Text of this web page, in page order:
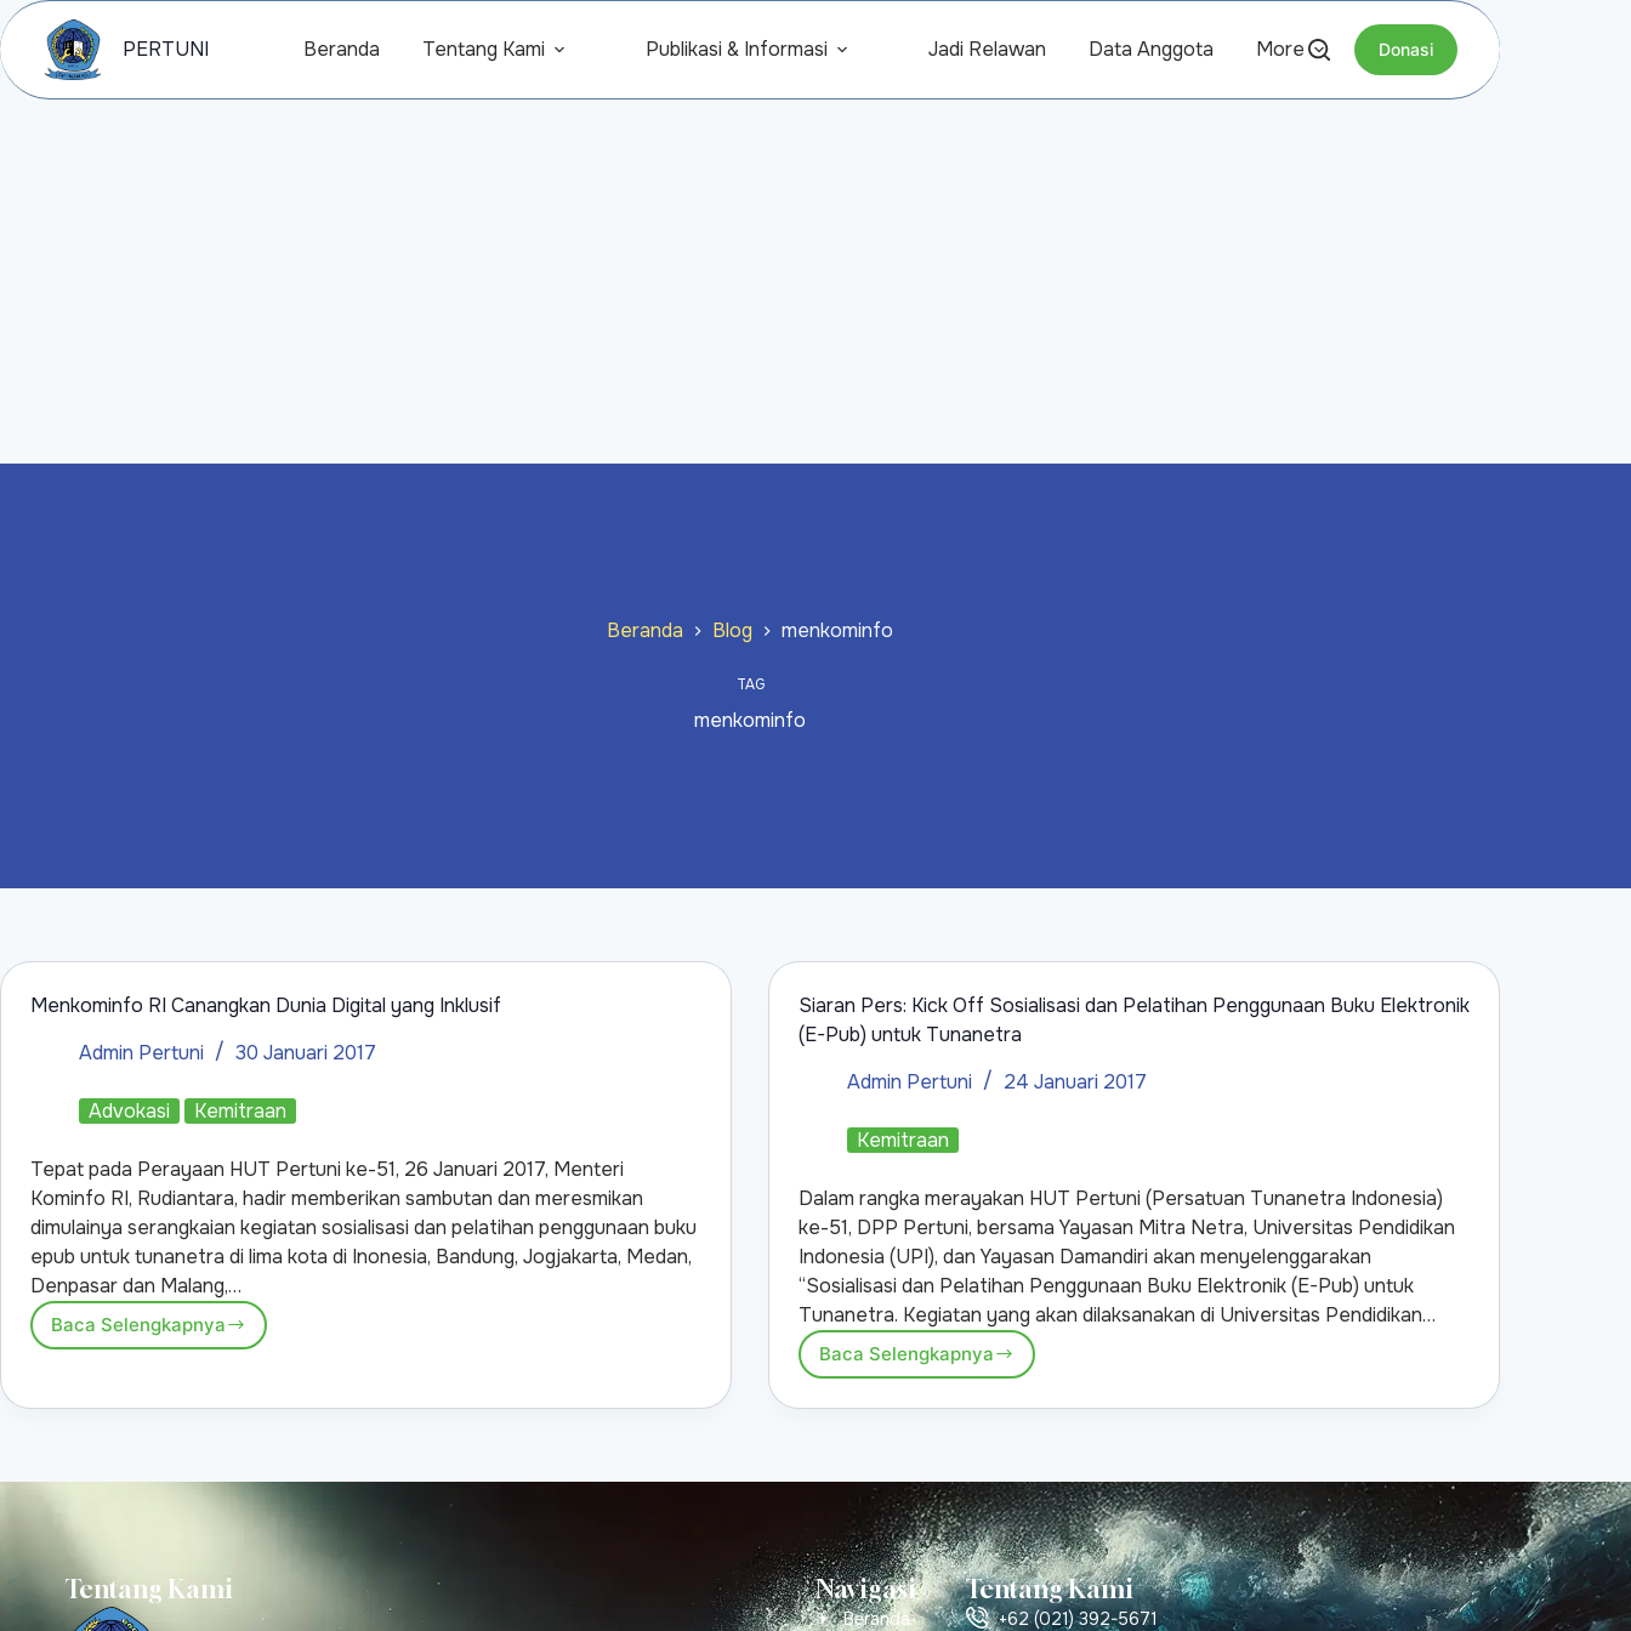
PERTUNI Beranda Tentang Kami Publikasi & Informasi Jadi Relawan Data Anggota More Donasi
Beranda Blog menkominfo
TAG
menkominfo
Menkominfo RI Canangkan Dunia Digital yang Inklusif
Admin Pertuni
30 Januari 2017
Advokasi Kemitraan
Tepat pada Perayaan HUT Pertuni ke-51, 26 Januari 2017, Menteri
Kominfo RI, Rudiantara, hadir memberikan sambutan dan meresmikan
dimulainya serangkaian kegiatan sosialisasi dan pelatihan penggunaan buku
epub untuk tunanetra di lima kota di Inonesia, Bandung, Jogjakarta, Medan,
Denpasar dan Malang,…
Baca Selengkapnya
Siaran Pers: Kick Off Sosialisasi dan Pelatihan Penggunaan Buku Elektronik
(E-Pub) untuk Tunanetra
Admin Pertuni
24 Januari 2017
Kemitraan
Dalam rangka merayakan HUT Pertuni (Persatuan Tunanetra Indonesia)
ke-51, DPP Pertuni, bersama Yayasan Mitra Netra, Universitas Pendidikan
Indonesia (UPI), dan Yayasan Damandiri akan menyelenggarakan
“Sosialisasi dan Pelatihan Penggunaan Buku Elektronik (E-Pub) untuk
Tunanetra. Kegiatan yang akan dilaksanakan di Universitas Pendidikan…
Baca Selengkapnya
Tentang Kami Navigasi
Beranda
Tentang Kami
+62 (021) 392-5671